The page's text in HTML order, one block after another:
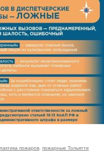
пожаров пожарные Тольятти